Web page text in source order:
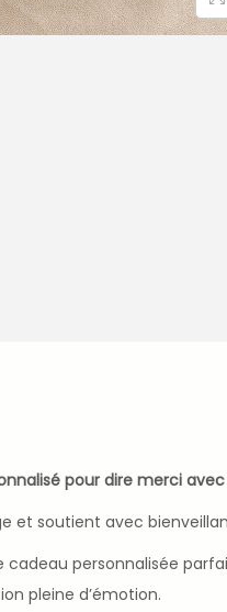
pour dire merci
et soutient avec
personnalisée
pleine d’émotion.